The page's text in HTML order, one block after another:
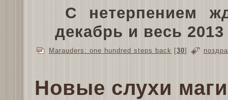
С нетерпением
декабрь и весь 2013
Marauders: one hundred steps back [30]
Новые слухи